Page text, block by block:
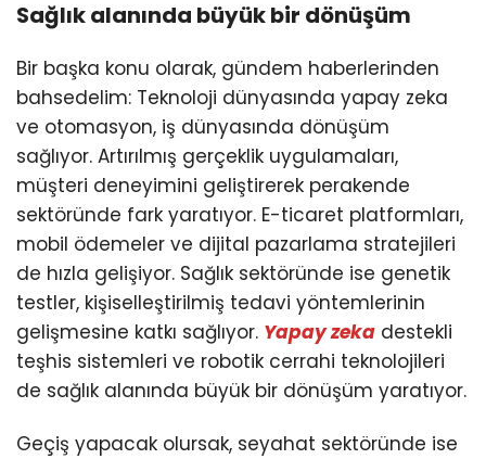
Sağlık alanında büyük bir dönüşüm
Bir başka konu olarak, gündem haberlerinden
bahsedelim: Teknoloji dünyasında yapay zeka
ve otomasyon, iş dünyasında dönüşüm
sağlıyor. Artırılmış gerçeklik uygulamaları,
müşteri deneyimini geliştirerek perakende
sektöründe fark yaratıyor. E-ticaret platformları,
mobil ödemeler ve dijital pazarlama stratejileri
de hızla gelişiyor. Sağlık sektöründe ise genetik
testler, kişiselleştirilmiş tedavi yöntemlerinin
gelişmesine katkı sağlıyor. Yapay zeka destekli
teşhis sistemleri ve robotik cerrahi teknolojileri
de sağlık alanında büyük bir dönüşüm yaratıyor.
Geçiş yapacak olursak, seyahat sektöründe ise